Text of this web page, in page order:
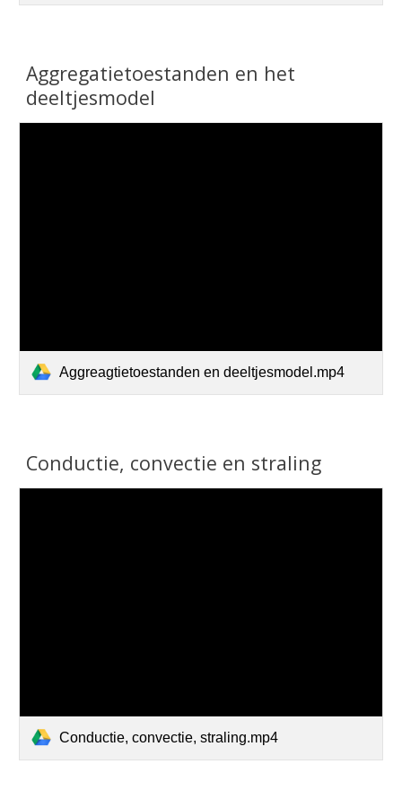
Aggregatietoestanden en het
deeltjesmodel
Aggreagtietoestanden en deeltjesmodel.mp4
Conductie, convectie en straling
Conductie, convectie, straling.mp4